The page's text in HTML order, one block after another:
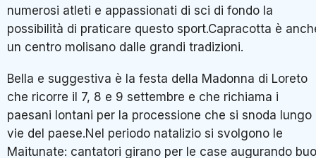
numerosi atleti e appassionati di sci di fondo la
possibilità di praticare questo sport.Capracotta è
un centro molisano dalle grandi tradizioni.
Bella e suggestiva è la festa della Madonna di Loreto
che ricorre il 7, 8 e 9 settembre e che richiama i
paesani lontani per la processione che si snoda lungo
vie del paese.Nel periodo natalizio si svolgono le
Maitunate: cantatori girano per le case augurando